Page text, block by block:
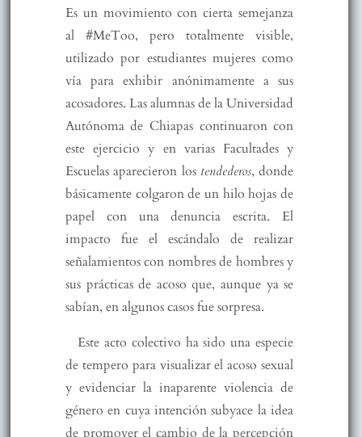
Es un movimiento con cierta semejanza
al #MeToo, pero totalmente visible,
utilizado por estudiantes mujeres como
vía para exhibir anónimamente a sus
acosadores. Las alumnas de la Universidad
Autónoma de Chiapas continuaron con
este ejercicio y en varias Facultades y
Escuelas aparecieron los tendederos, donde
básicamente colgaron de un hilo hojas de
papel con una denuncia escrita. El
impacto fue el escándalo de realizar
señalamientos con nombres de hombres y
sus prácticas de acoso que, aunque ya se
sabían, en algunos casos fue sorpresa.
Este acto colectivo ha sido una especie
de tempero para visualizar el acoso sexual
y evidenciar la inaparente violencia de
género en cuya intención subyace la idea
de promover el cambio de la percepción